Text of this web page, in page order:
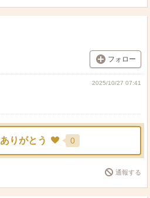
フォロー
2025/10/27 07:41
ありがとう 0
通報する